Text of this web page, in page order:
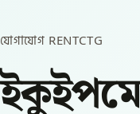
যোগাযোগ RENTCTG